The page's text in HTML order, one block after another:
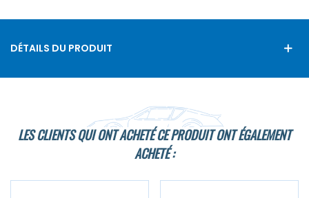
DÉTAILS DU PRODUIT
LES CLIENTS QUI ONT ACHETÉ CE PRODUIT ONT ÉGALEMENT
ACHETÉ :